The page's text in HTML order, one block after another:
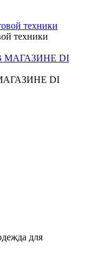
техники
DI
для